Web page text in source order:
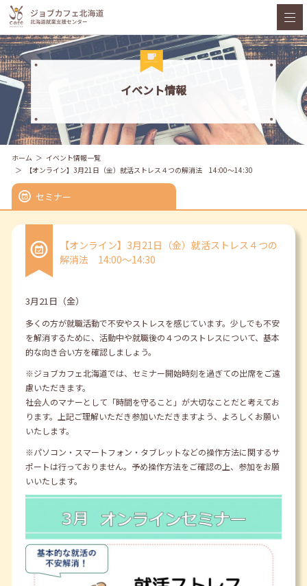
イベント情報
ホーム
イベント情報一覧
【オンライン】3月21日（金）就活ストレス４つの解消法 14:00～14:30
セミナー
【オンライン】3月21日（金）就活ストレス４つの
解消法 14:00～14:30
3月21日（金）
多くの方が就職活動で不安やストレスを感じています。少しでも不安
を解消するために、活動中や就職後の４つのストレスについて、基本
的な向き合い方を確認しましょう。
※ジョブカフェ北海道では、セミナー開始時刻を過ぎての出席をご遠
慮いただきます。
社会人のマナーとして「時間を守ること」が大切なことだと考えてお
ります。上記ご理解いただき参加いただきますよう、よろしくお願い
いたします。
※パソコン・スマートフォン・タブレットなどの操作方法に関するサ
ポートは行っておりません。予め操作方法をご確認の上、参加をお願
いいたします。